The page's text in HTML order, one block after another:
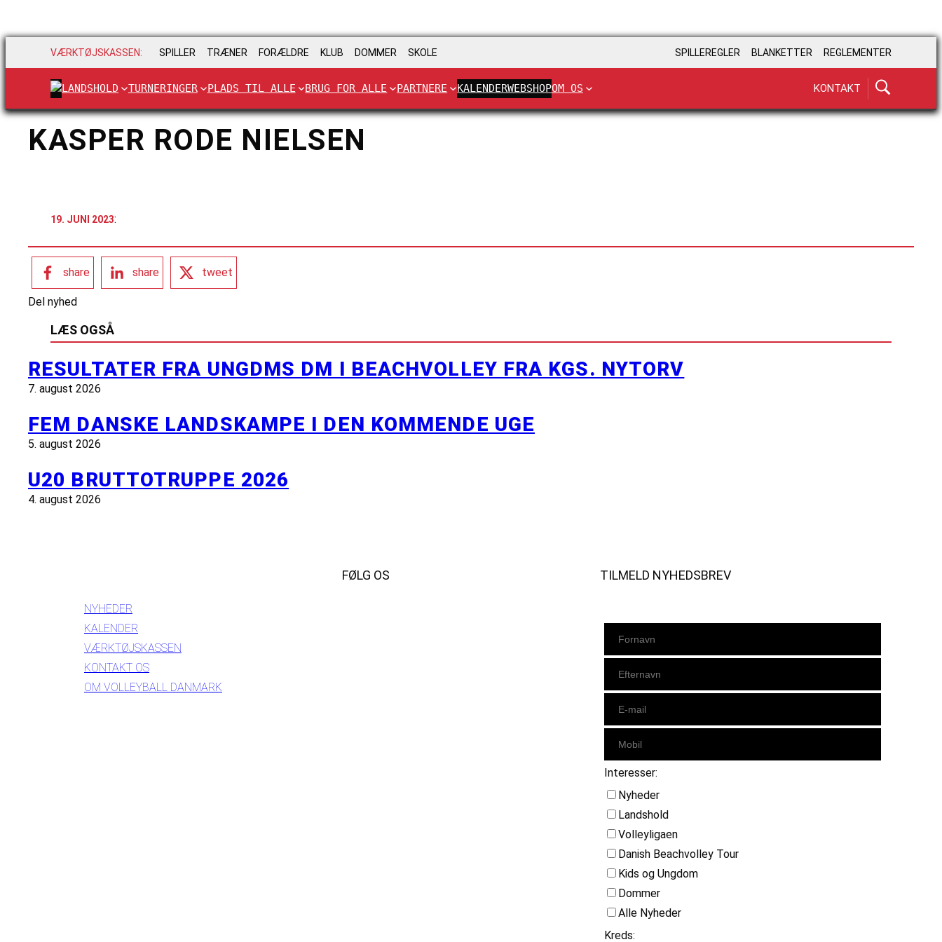
VÆRKTØJSKASSEN: SPILLER TRÆNER FORÆLDRE KLUB DOMMER SKOLE SPILLEREGLER BLANKETTER REGLEMENTER
LANDSHOLD TURNERINGER PLADS TIL ALLE BRUG FOR ALLE PARTNERE KALENDERWEBSHOPOM OS KONTAKT
KASPER RODE NIELSEN
19. JUNI 2023:
share share tweet
Del nyhed
LÆS OGSÅ
RESULTATER FRA UNGDMS DM I BEACHVOLLEY FRA KGS. NYTORV
7. august 2026
FEM DANSKE LANDSKAMPE I DEN KOMMENDE UGE
5. august 2026
U20 BRUTTOTRUPPE 2026
4. august 2026
NYHEDER
KALENDER
VÆRKTØJSKASSEN
KONTAKT OS
OM VOLLEYBALL DANMARK
FØLG OS TILMELD NYHEDSBREV
Interesser:
Nyheder
Landshold
Volleyligaen
Danish Beachvolley Tour
Kids og Ungdom
Dommer
Alle Nyheder
Kreds: